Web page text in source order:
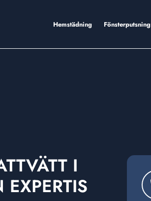
Fönsterputsning
Hemstädning
I